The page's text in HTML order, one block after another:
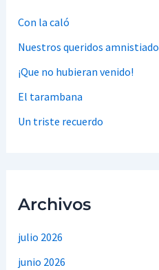
Con la caló
Nuestros queridos
¡Que no hubieran venido!
El tarambana
Un triste recuerdo
Archivos
julio 2026
junio 2026